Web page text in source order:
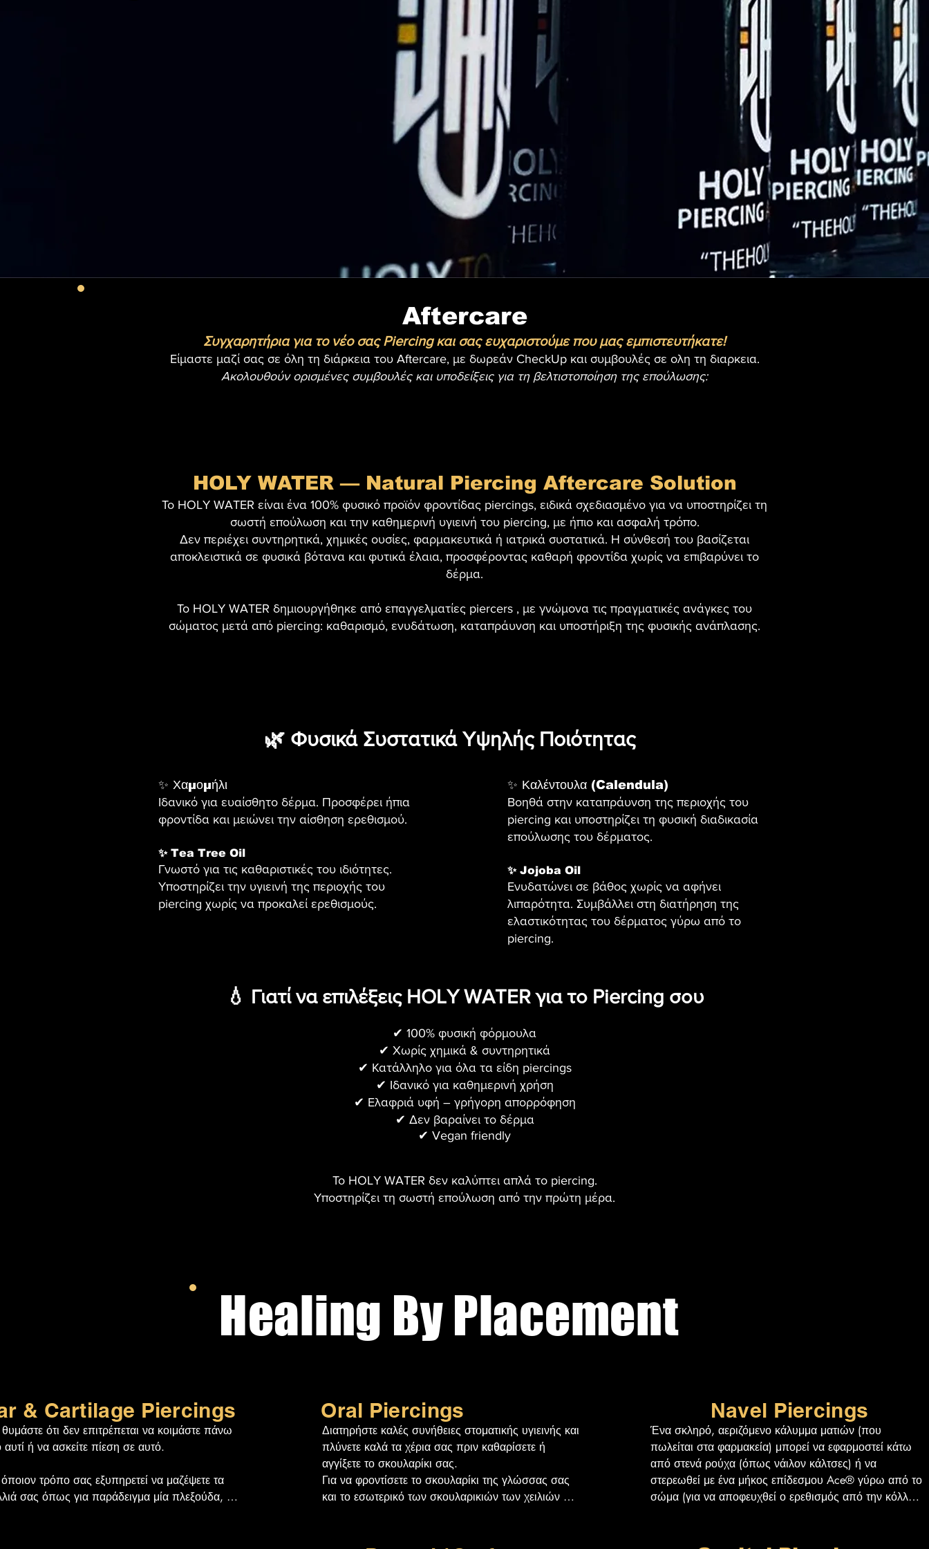
Aftercare
Συγχαρητήρια για το νέο σας Piercing και σας ευχαριστούμε που μας εμπιστευτήκατε!
Eίμαστε μαζί σας σε όλη τη διάρκεια του Aftercare, με δωρεάν CheckUp και συμβουλές σε ολη τη διαρκεια.
Ακολουθούν ορισμένες συμβουλές και υποδείξεις για τη βελτιστοποίηση της επούλωσης:
HOLY WATER — Natural Piercing Aftercare Solution
Το HOLY WATER είναι ένα 100% φυσικό προϊόν φροντίδας piercings, ειδικά σχεδιασμένο για να υποστηρίζει τη
σωστή επούλωση και την καθημερινή υγιεινή του piercing, με ήπιο και ασφαλή τρόπο.
Δεν περιέχει συντηρητικά, χημικές ουσίες, φαρμακευτικά ή ιατρικά συστατικά. Η σύνθεσή του βασίζεται
αποκλειστικά σε φυσικά βότανα και φυτικά έλαια, προσφέροντας καθαρή φροντίδα χωρίς να επιβαρύνει το
δέρμα.
Το HOLY WATER δημιουργήθηκε από επαγγελματίες piercers , με γνώμονα τις πραγματικές ανάγκες του
σώματος μετά από piercing: καθαρισμό, ενυδάτωση, καταπράυνση και υποστήριξη της φυσικής ανάπλασης.
🌿 Φυσικά Συστατικά Υψηλής Ποιότητας
✨ Χαμομήλι
Ιδανικό για ευαίσθητο δέρμα. Προσφέρει ήπια
φροντίδα και μειώνει την αίσθηση ερεθισμού.
✨ Tea Tree Oil
Γνωστό για τις καθαριστικές του ιδιότητες.
Υποστηρίζει την υγιεινή της περιοχής του
piercing χωρίς να προκαλεί ερεθισμούς.
✨ Καλέντουλα (Calendula)
Βοηθά στην καταπράυνση της περιοχής του
piercing και υποστηρίζει τη φυσική διαδικασία
επούλωσης του δέρματος.
✨ Jojoba Oil
Ενυδατώνει σε βάθος χωρίς να αφήνει
λιπαρότητα. Συμβάλλει στη διατήρηση της
ελαστικότητας του δέρματος γύρω από το
piercing.
💧 Γιατί να επιλέξεις HOLY WATER για το Piercing σου
✔ 100% φυσική φόρμουλα
✔ Χωρίς χημικά & συντηρητικά
✔ Κατάλληλο για όλα τα είδη piercings
✔ Ιδανικό για καθημερινή χρήση
✔ Ελαφριά υφή – γρήγορη απορρόφηση
✔ Δεν βαραίνει το δέρμα
✔ Vegan friendly
Το HOLY WATER δεν καλύπτει απλά το piercing.
Υποστηρίζει τη σωστή επούλωση από την πρώτη μέρα.
Healing By Placement
& Cartilage Piercings
ότι δεν επιτρέπεται να κοιμάστε πάνω
αυτί ή να ασκείτε πίεση σε αυτό.
τρόπο σας εξυπηρετεί να μαζέψετε τα
σας όπως για παράδειγμα μία πλεξούδα, μία
Oral Piercings
Διατηρήστε καλές συνήθειες στοματικής υγιεινής και
πλύνετε καλά τα χέρια σας πριν καθαρίσετε ή
αγγίξετε το σκουλαρίκι σας.
Για να φροντίσετε το σκουλαρίκι της γλώσσας σας
και το εσωτερικό των σκουλαρικιών των χειλιών
Navel Piercings
Ένα σκληρό, αεριζόμενο κάλυμμα ματιών (που
πωλείται στα φαρμακεία) μπορεί να εφαρμοστεί κάτω
από στενά ρούχα (όπως νάιλον κάλτσες) ή να
στερεωθεί με ένα μήκος επίδεσμου Ace® γύρω από το
σώμα (για να αποφευχθεί ο ερεθισμός από την κόλλα).